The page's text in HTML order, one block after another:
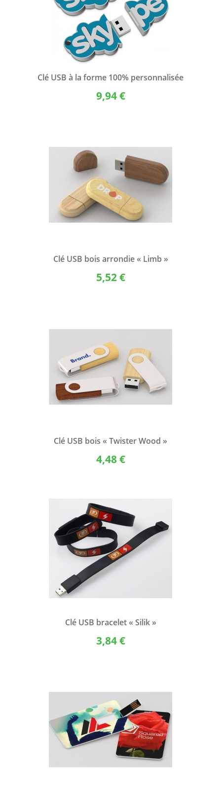
Clé USB à la forme 100% personnalisée
9,94 €
Clé USB bois arrondie « Limb »
5,52 €
Clé USB bois « Twister Wood »
4,48 €
Clé USB bracelet « Silik »
3,84 €